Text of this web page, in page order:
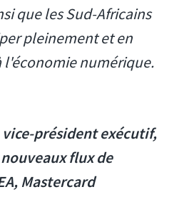
que les Sud-Africains
pleinement et en
l'économie numérique.
président exécutif,
flux de
Mastercard